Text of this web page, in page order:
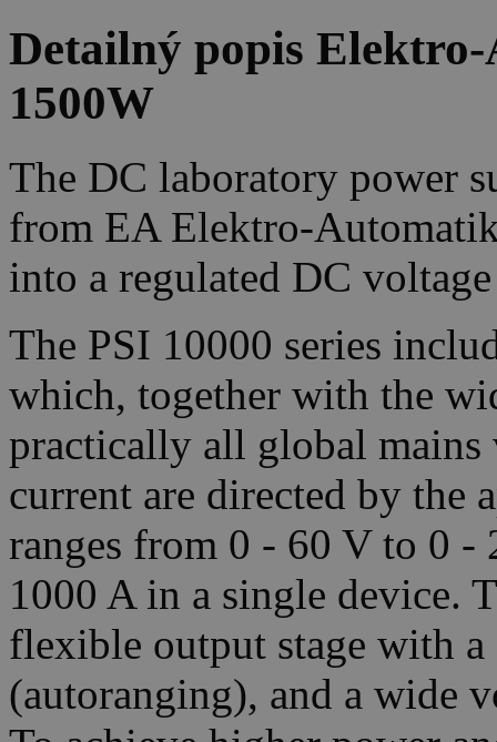
Detailný popis
1500W
The DC laboratory power
from EA Elektro-
into a regulated DC
The PSI 10000 series
which, together with the
practically all global mains
current are directed by the
ranges from 0 - 60 V to 0
1000 A in a single device.
flexible output stage with
(autoranging), and a wide